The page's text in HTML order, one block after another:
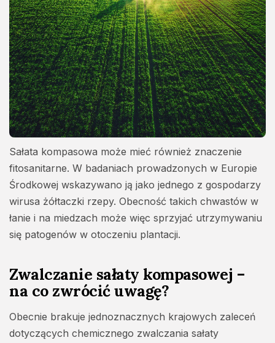
Sałata kompasowa może mieć również znaczenie
fitosanitarne. W badaniach prowadzonych w Europie
Środkowej wskazywano ją jako jednego z gospodarzy
wirusa żółtaczki rzepy. Obecność takich chwastów w
łanie i na miedzach może więc sprzyjać utrzymywaniu
się patogenów w otoczeniu plantacji.
Zwalczanie sałaty kompasowej –
na co zwrócić uwagę?
Obecnie brakuje jednoznacznych krajowych zaleceń
dotyczących chemicznego zwalczania sałaty